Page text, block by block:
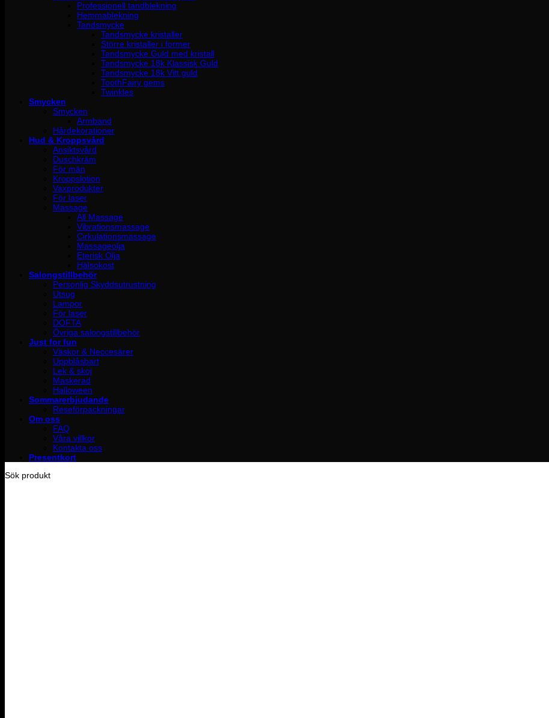
Professionell tandblekning
Hemmablekning
Tandsmycke
Tandsmycke kristaller
Större kristaller i former
Tandsmycke Guld med kristall
Tandsmycke 18k Klassisk Guld
Tandsmycke 18k Vitt guld
ToothFairy gems
Twinkles
Smycken
Smycken
Armband
Hårdekorationer
Hud & Kroppsvård
Ansiktsvård
Duschkräm
För män
Kroppslotion
Vaxprodukter
För laser
Massage
All Massage
Vibrationsmassage
Cirkulationsmassage
Massageolja
Eterisk Olja
Hälsokost
Salongstillbehör
Personlig Skyddsutrustning
Utsug
Lampor
För laser
DOFTA
Övriga salongstillbehör
Just for fun
Väskor & Neccesärer
Uppblåsbart
Lek & skoj
Maskerad
Halloween
Sommarerbjudande
Reseförpackningar
Om oss
FAQ
Våra villkor
Kontakta oss
Presentkort
Sök produkt